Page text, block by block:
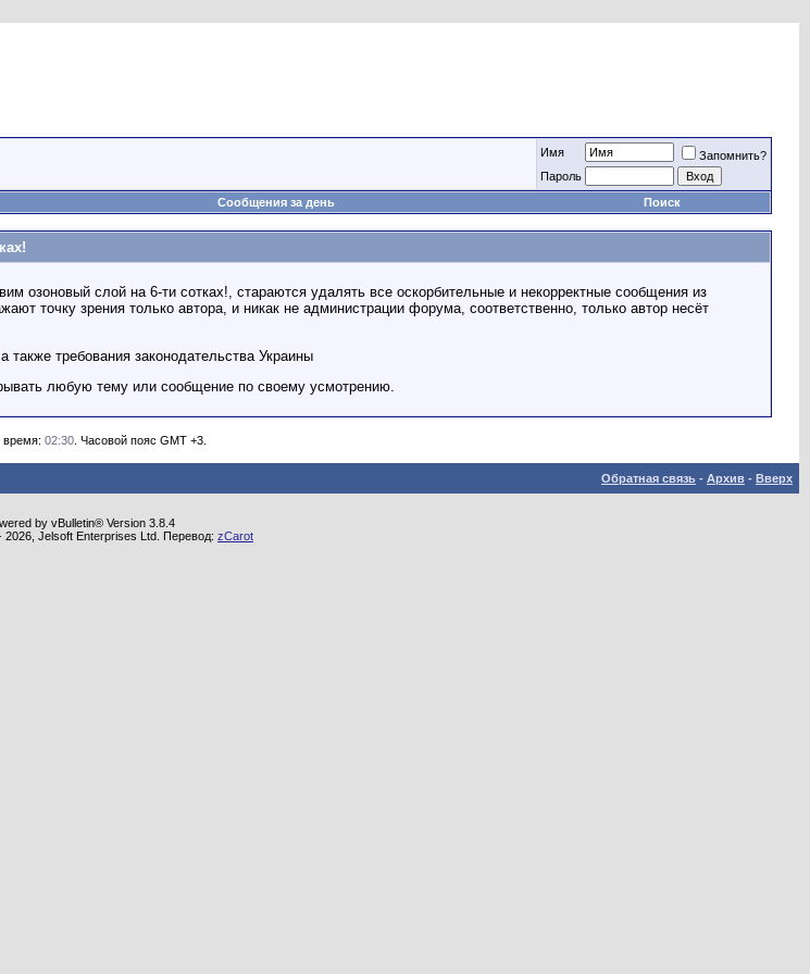
Имя
Запомнить?
Пароль
Сообщения за день Поиск
слой на 6-ти сотках!, стараются удалять все оскорбительные и некорректные сообщения из
точку зрения только автора, и никак не администрации форума, соответственно, только автор несёт
требования законодательства Украины
любую тему или сообщение по своему усмотрению.
время: 02:30 . Часовой пояс GMT +3.
Обратная связь - Архив - Вверх
by vBulletin® Version 3.8.4
2026, Jelsoft Enterprises Ltd. Перевод: zCarot